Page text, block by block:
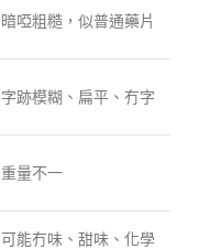
暗啞粗糙，似普通藥片
字跡模糊、扁平、冇字
重量不一
可能冇味、甜味、化學